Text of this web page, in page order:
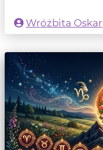
Wróżbita Oskar